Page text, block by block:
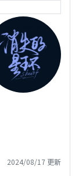
2024/08/17 更新